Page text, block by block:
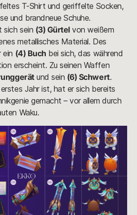
T-Shirt und geriffelte Socken,
und brandneue Schuhe.
sich sein (3) Gürtelvon weißem
metallisches Material. Des
ein (4) Buch bei sich, das während
erscheint. Zu seinen Waffen
und sein (6) Schwert.
Jahr ist, hat er sich bereits
gemacht – vor allem durch
Waku.